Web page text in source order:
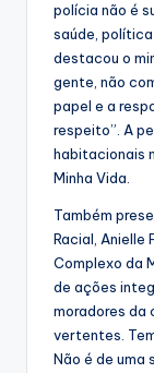
polícia não é
saúde,
destacou o
gente, não
papel e a
respeito”. A
habitacionais
Minha Vida.
Também
Racial, Anielle
Complexo da
de ações
moradores da
vertentes.
Não é de uma